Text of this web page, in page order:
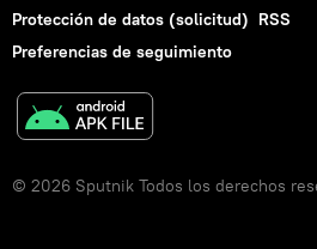
Protección de datos (solicitud) RSS
Preferencias de seguimiento
© 2026 Sputnik Todos los derechos